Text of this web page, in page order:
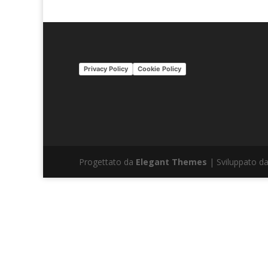
Privacy Policy Cookie Policy
Progettato da Elegant Themes | Sviluppato da